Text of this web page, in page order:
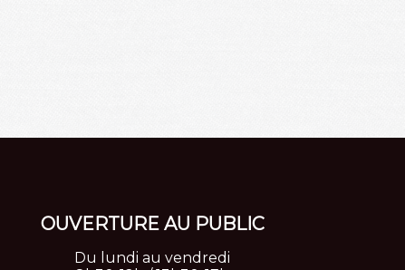
OUVERTUREAU PUBLIC
Du lundi au vendredi